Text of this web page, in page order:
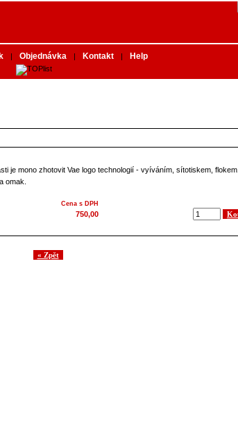
| Objednávka | Kontakt | Help
je mono zhotovit Vae logo technologií - vyíváním, sítotiskem, flokem.
omak.
Cena s DPH
750,00